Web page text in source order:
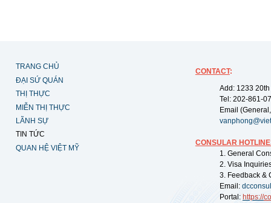
TRANG CHỦ
ĐẠI SỨ QUÁN
THỊ THỰC
MIỄN THỊ THỰC
LÃNH SỰ
TIN TỨC
QUAN HỆ VIỆT MỸ
CONTACT:
Add: 1233
Tel: 202-861-
Email
CONSULAR
1. General
2. Visa
3. Feedback &
Email:
Portal: https://